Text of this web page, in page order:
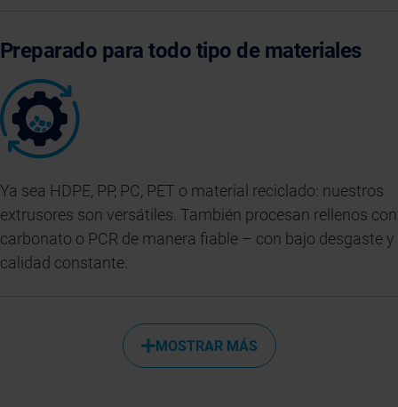
Preparado para todo tipo de materiales
Ya sea HDPE, PP, PC, PET o material reciclado: nuestros
extrusores son versátiles. También procesan rellenos con
carbonato o PCR de manera fiable – con bajo desgaste y
calidad constante.
MOSTRAR MÁS